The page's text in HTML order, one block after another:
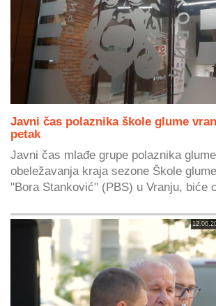
Javni čas polaznika škole glume
petak
Javni čas mlađe grupe polaznika
obeležavanja kraja sezone Škole
"Bora Stanković" (PBS) u Vranju, biće